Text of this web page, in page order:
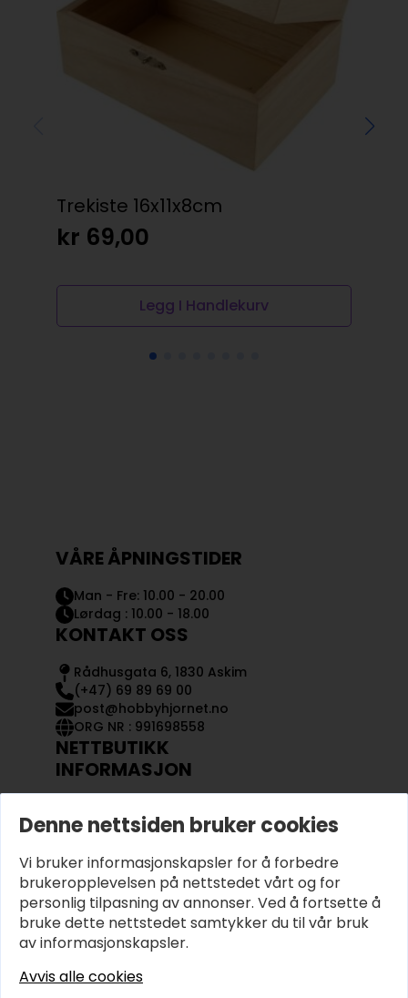
Trekiste 16x11x8cm
kr 69,00
Legg I Handlekurv
VÅRE ÅPNINGSTIDER
Man - Fre: 10.00 - 20.00
Lørdag : 10.00 - 18.00
KONTAKT OSS
Rådhusgata 6, 1830 Askim
(+47) 69 89 69 00
post@hobbyhjornet.no
ORG NR : 991698558
NETTBUTIKK
INFORMASJON
OM OSS
KJØPSVILKÅR OG BETINGELSER
PERSONVERN
Denne nettsiden bruker cookies
Vi bruker informasjonskapsler for å forbedre
brukeropplevelsen på nettstedet vårt og for
personlig tilpasning av annonser. Ved å fortsette å
bruke dette nettstedet samtykker du til vår bruk
av informasjonskapsler.
Avvis alle cookies